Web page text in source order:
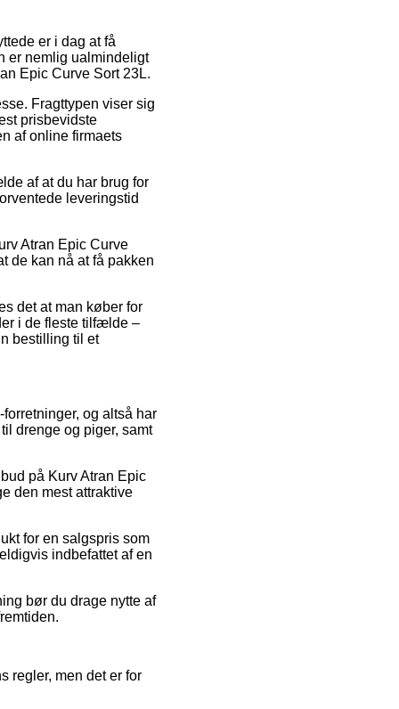
er i dag at få
er nemlig ualmindeligt
Epic Curve Sort 23L.
Fragttypen viser sig
prisbevidste
af online firmaets
af at du har brug for
leveringstid
Atran Epic Curve
de kan nå at få pakken
det at man køber for
i de fleste tilfælde –
bestilling til et
og altså har
drenge og piger, samt
på Kurv Atran Epic
den mest attraktive
for en salgspris som
indbefattet af en
bør du drage nytte af
regler, men det er for